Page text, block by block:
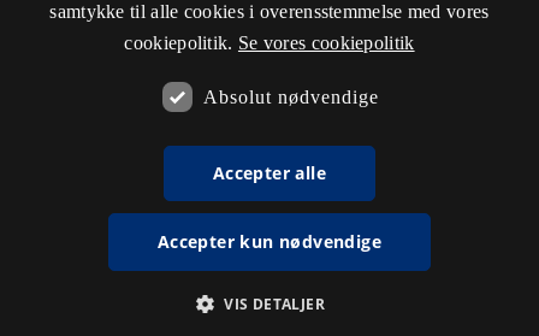
samtykke til alle cookies i overensstemmelse med vores
cookiepolitik. Se vores cookiepolitik
Absolut nødvendige
Accepter alle
Accepter kun nødvendige
VIS DETALJER